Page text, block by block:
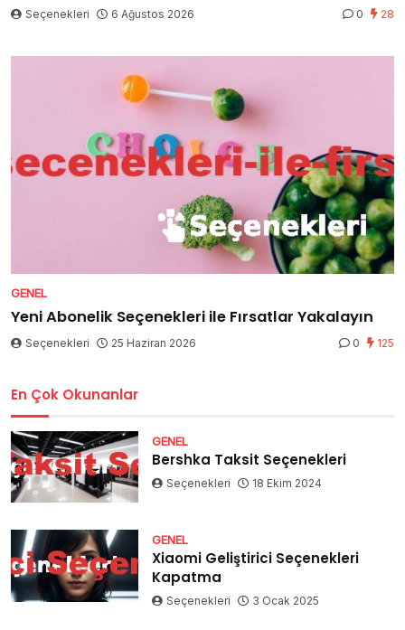
Seçenekleri 6 Ağustos 2026 0 28
GENEL
Yeni Abonelik Seçenekleri ile Fırsatlar Yakalayın
Seçenekleri 25 Haziran 2026 0 125
En Çok Okunanlar
GENEL
Bershka Taksit Seçenekleri
Seçenekleri 18 Ekim 2024
GENEL
Xiaomi Geliştirici Seçenekleri
Kapatma
Seçenekleri 3 Ocak 2025